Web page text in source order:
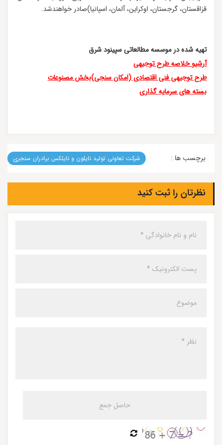
قزاقستان، گرجستان، اوکراین، آلمان، اسپانیا)صادر خواهندشد.
تهیه شده در موسسه مطالعاتی سپینود شرق
آرشیو خلاصه طرح توجیهی
طرح توجیهی فنی اقتصادی (امکان سنجی)بخش مصنوعات
بسته های سرمایه گذاری
برچسب ها : شرکت تعاونی تولید نایلون و نایلکس برادران سنجری
نظرتان را ثبت کنید